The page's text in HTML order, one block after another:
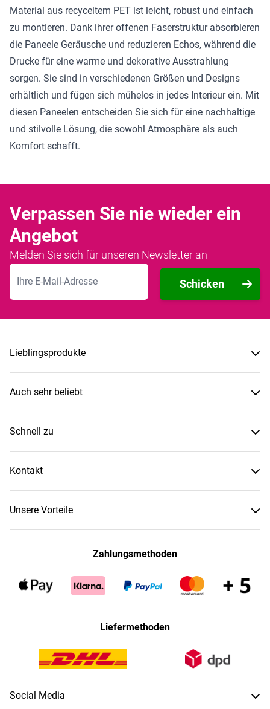
Material aus recyceltem PET ist leicht, robust und einfach
zu montieren. Dank ihrer offenen Faserstruktur absorbieren
die Paneele Geräusche und reduzieren Echos, während die
Drucke für eine warme und dekorative Ausstrahlung
sorgen. Sie sind in verschiedenen Größen und Designs
erhältlich und fügen sich mühelos in jedes Interieur ein. Mit
diesen Paneelen entscheiden Sie sich für eine nachhaltige
und stilvolle Lösung, die sowohl Atmosphäre als auch
Komfort schafft.
Verpassen Sie nie wieder ein
Angebot
Melden Sie sich für unseren Newsletter an
E-Mailadresse
Schicken
Lieblingsprodukte
Auch sehr beliebt
Schnell zu
Kontakt
Unsere Vorteile
Zahlungsmethoden
Liefermethoden
Social Media